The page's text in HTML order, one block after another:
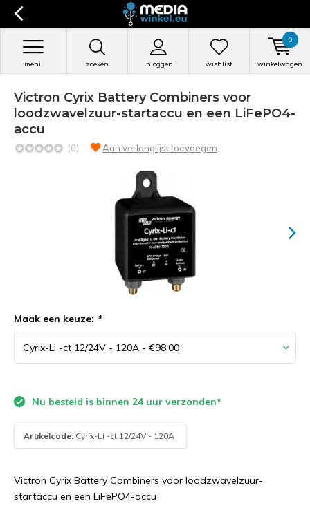
zoeken inloggen
menu wishlist winkelwagen
0
Victron Cyrix Battery Combiners voor
loodzwavelzuur-startaccu en een LiFePO4-
accu
(0) Aan verlanglijst toevoegen
Maak een keuze: *
Nu besteld is binnen 24 uur verzonden*
Artikelcode: Cyrix-Li -ct 12/24V - 120A
Victron Cyrix Battery Combiners voor loodzwavelzuur-
startaccu en een LiFePO4-accu